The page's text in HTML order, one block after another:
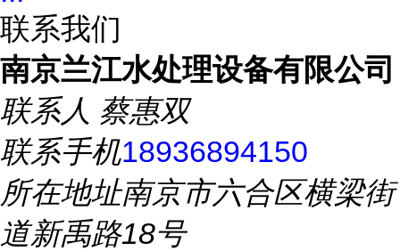
联系我们
南京兰江水处理设备有限公司
联系人 蔡惠双
联系手机18936894150
所在地址南京市六合区横梁街
道新禹路18号